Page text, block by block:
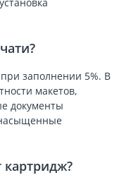
при заполнении 5%. В
макетов,
документы
картридж?